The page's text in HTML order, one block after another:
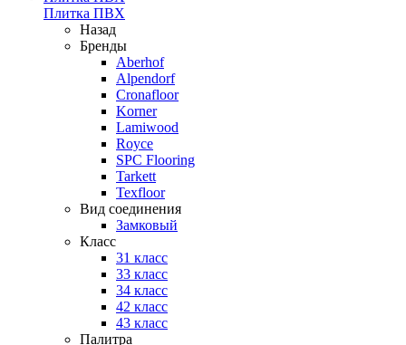
Плитка ПВХ
Назад
Бренды
Aberhof
Alpendorf
Cronafloor
Korner
Lamiwood
Royce
SPC Flooring
Tarkett
Texfloor
Вид соединения
Замковый
Класс
31 класс
33 класс
34 класс
42 класс
43 класс
Палитра